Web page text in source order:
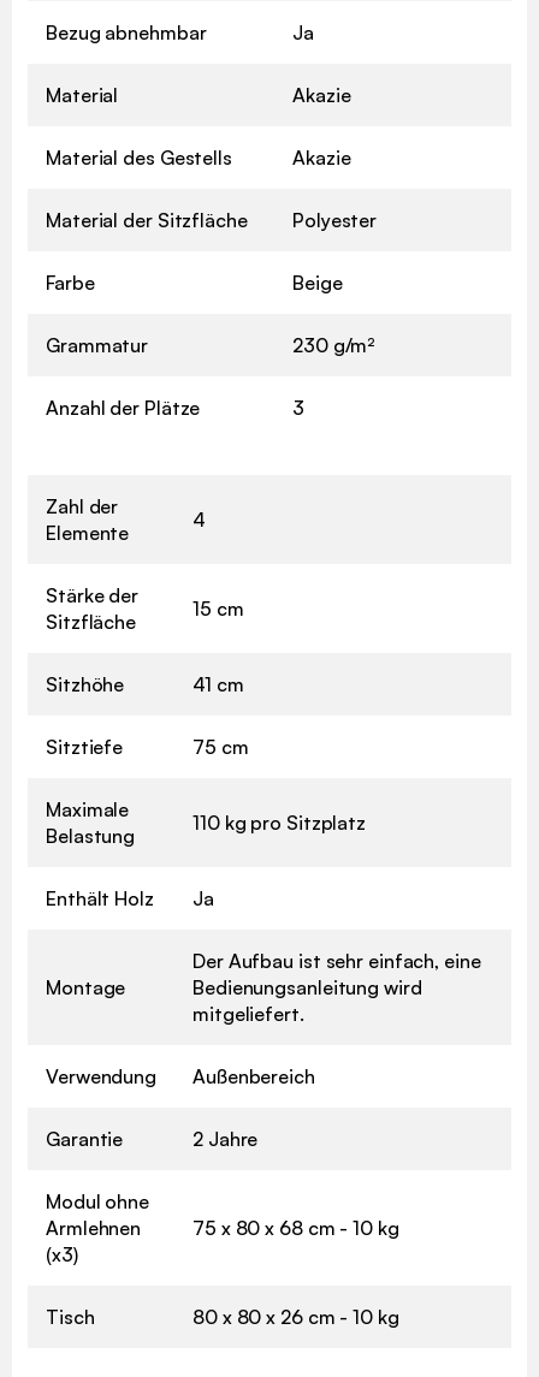
Bezug abnehmbar Ja
Material Akazie
Material des Gestells Akazie
Material der Sitzfläche Polyester
Farbe Beige
Grammatur 230 g/m²
Anzahl der Plätze 3
Zahl der
Elemente
4
Stärke der
Sitzfläche
15 cm
Sitzhöhe 41 cm
Sitztiefe 75 cm
Maximale
Belastung
110 kg pro Sitzplatz
Enthält Holz Ja
Montage
Der Aufbau ist sehr einfach, eine
Bedienungsanleitung wird
mitgeliefert.
Verwendung Außenbereich
Garantie 2 Jahre
Modul ohne
Armlehnen
(x3)
75 x 80 x 68 cm - 10 kg
Tisch 80 x 80 x 26 cm - 10 kg